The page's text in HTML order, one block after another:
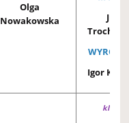
Olga
Nowakowska
Igor
klasy 0